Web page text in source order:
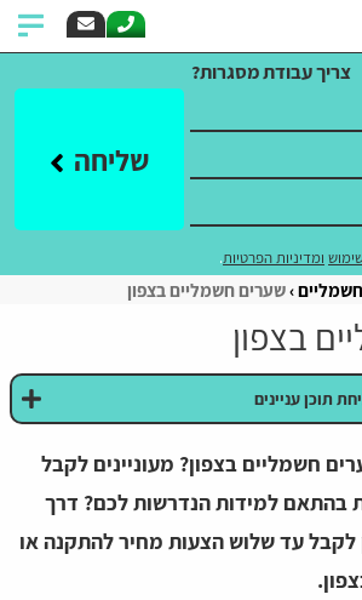
צריך עבודת מסגרות?
שליחה
ומדיניות הפרטיות.
שערים חשמליים בצפון
בצפון
תוכן עניינים
חשמליים בצפון? מעוניינים לקבל
בהתאם למידות הנדרשות לכם? דרך
לקבל עד שלוש הצעות מחיר להתקנה או